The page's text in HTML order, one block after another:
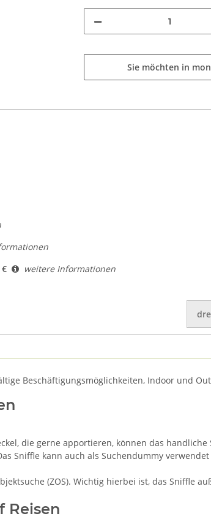
Sie möchten in
€
weitere Informationen
Beschäftigungsmöglichkeiten, Indoor und
die gerne apportieren, können das
Sniffle kann auch als Suchendummy
(ZOS). Wichtig hierbei ist, das Sniffle
Reisen